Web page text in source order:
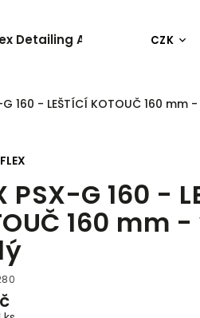
CZK
Detailing Academy 2025
G 160 - LEŠTÍCÍ KOTOUČ 160
PSX-G 160 -
160 mm
FLEX